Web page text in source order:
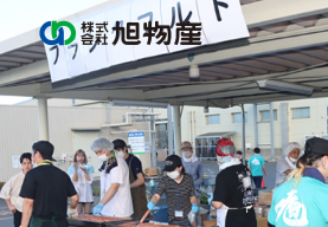
to
content